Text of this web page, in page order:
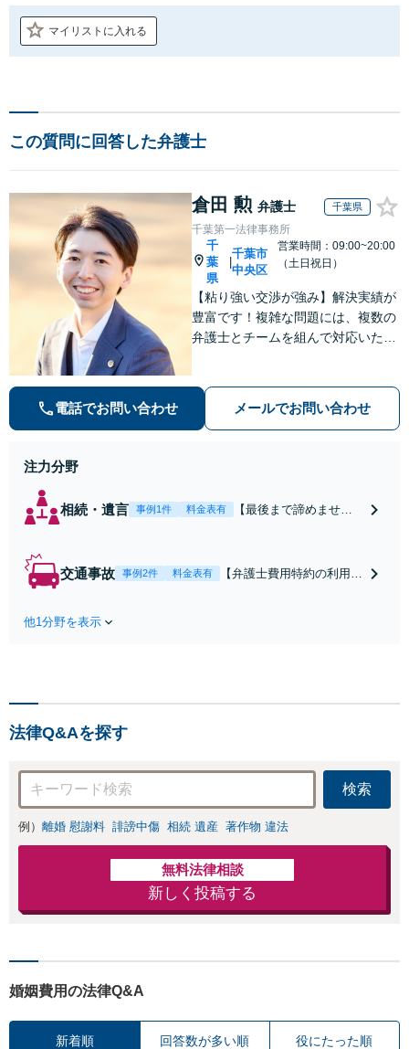
マイリストに入れる
この質問に回答した弁護士
倉田 勲 弁護士 千葉県
千葉第一法律事務所
千
葉
県
千葉市
中央区
営業時間：09:00~20:00
（土日祝日）
【粘り強い交渉が強み】解決実績が
豊富です！複雑な問題には、複数の
弁護士とチームを組んで対応いたし
添い、不安を軽減します。まずはお
気軽にご相談ください。
電話でお問い合わせ メールでお問い合わせ
注力分野
相続・遺言 事例1件 料金表有
【最後まで諦めませ
合意してしまう前にご
交通事故 事例2件 料金表有
【弁護士費用特約の利用＆
は損をしてしまうかもしれ
他1分野を表示
法律Q&Aを探す
検索
例） 離婚 慰謝料 誹謗中傷 相続 遺産 著作物 違法
無料法律相談
新しく投稿する
婚姻費用の法律Q&A
新着順 回答数が多い順 役にたった順